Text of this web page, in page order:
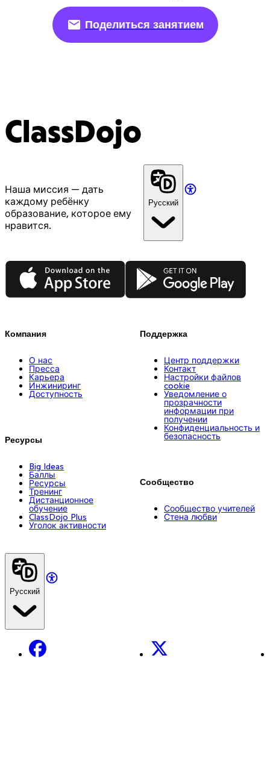
Поделиться занятием
ClassDojo
Наша миссия — дать
каждому ребёнку
образование, которое ему
нравится.
Русский
App Store Google Play
Компания
О нас
Пресса
Карьера
Инжиниринг
Доступность
Ресурсы
Big Ideas
Баллы
Ресурсы
Тренинг
Дистанционное
обучение
ClassDojo Plus
Уголок активности
Поддержка
Центр поддержки
Контакт
Настройки файлов
cookie
Уведомление о
прозрачности
информации при
получении
Конфиденциальность и
безопасность
Сообщество
Сообщество учителей
Стена любви
Русский
Facebook X